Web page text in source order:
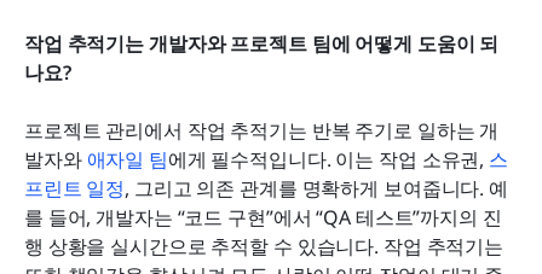
작업 추적기는 개발자와 프로젝트 팀에 어떻게 도움이 되
나요?
프로젝트 관리에서 작업 추적기는 반복 주기로 일하는 개
발자와 애자일 팀에게 필수적입니다. 이는 작업 소유권, 스
프린트 일정, 그리고 의존 관계를 명확하게 보여줍니다. 예
를 들어, 개발자는 “코드 구현”에서 “QA 테스트”까지의 진
행 상황을 실시간으로 추적할 수 있습니다. 작업 추적기는